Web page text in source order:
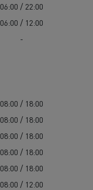
06:00 / 22:00
06:00 / 12:00
-
08:00 / 18:00
08:00 / 18:00
08:00 / 18:00
08:00 / 18:00
08:00 / 18:00
08:00 / 12:00